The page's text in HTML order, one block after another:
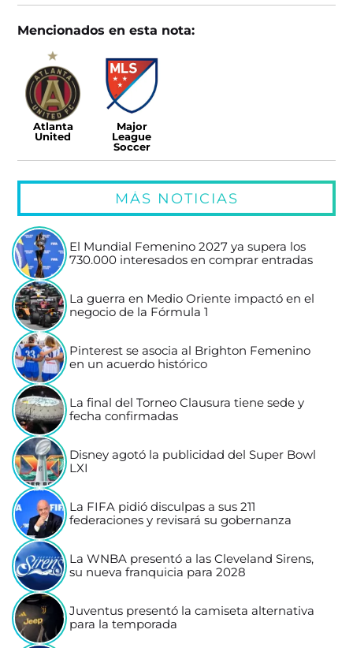
Mencionados en esta nota:
Atlanta
United
Major
League
Soccer
MÁS NOTICIAS
El Mundial Femenino 2027 ya supera los
730.000 interesados en comprar entradas
La guerra en Medio Oriente impactó en el
negocio de la Fórmula 1
Pinterest se asocia al Brighton Femenino
en un acuerdo histórico
La final del Torneo Clausura tiene sede y
fecha confirmadas
Disney agotó la publicidad del Super Bowl
LXI
La FIFA pidió disculpas a sus 211
federaciones y revisará su gobernanza
La WNBA presentó a las Cleveland Sirens,
su nueva franquicia para 2028
Juventus presentó la camiseta alternativa
para la temporada